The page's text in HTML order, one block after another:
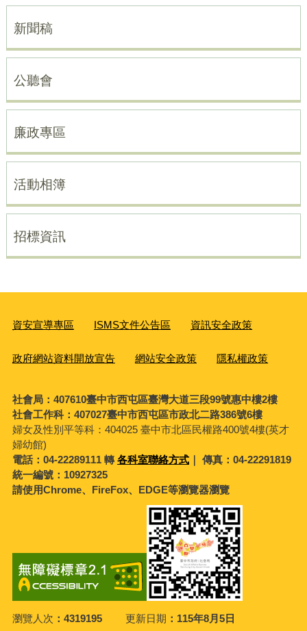
新聞稿
公聽會
廉政專區
活動相簿
招標資訊
資安宣導專區 ISMS文件公告區 資訊安全政策
政府網站資料開放宣告 網站安全政策 隱私權政策
社會局：407610臺中市西屯區臺灣大道三段99號惠中樓2樓
社會工作科：407027臺中市西屯區市政北二路386號6樓
婦女及性別平等科： 404025 臺中市北區民權路400號4樓(英才
婦幼館)
電話：04-22289111 轉各科室聯絡方式｜ 傳真：04-22291819
統一編號：10927325
請使用Chrome、FireFox、EDGE等瀏覽器瀏覽
瀏覽人次 4319195 更新日期 115年8月5日